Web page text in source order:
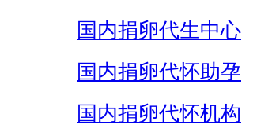
国内捐卵代生中心
国内捐卵代怀助孕
国内捐卵代怀机构